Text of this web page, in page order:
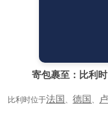
寄包裹至：比利时
比利时位于法国 、德国 、